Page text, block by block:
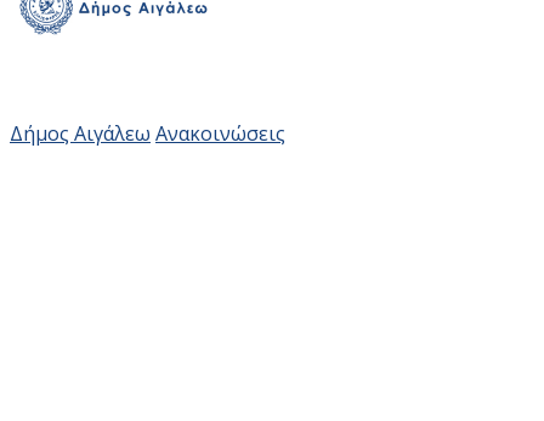
Δήμος Αιγάλεω Ανακοινώσεις